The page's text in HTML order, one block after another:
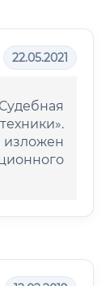
22.05.2021